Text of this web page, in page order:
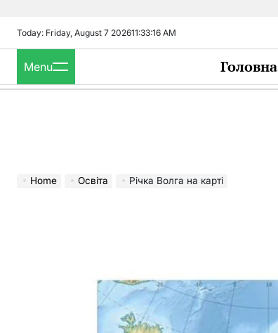
content
Today: Friday, August 7 202611:33:17 AM
Menu Головна
Home Освіта Річка Волга на карті